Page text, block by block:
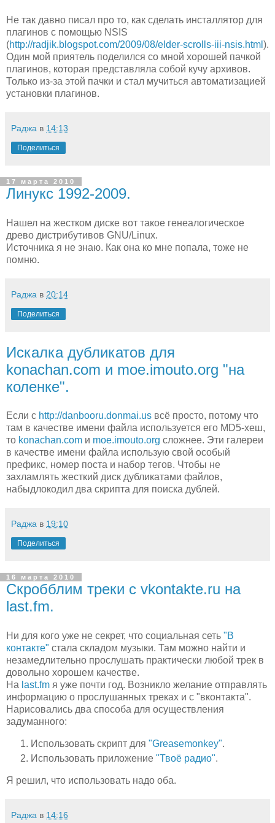
Не так давно писал про то, как сделать инсталлятор для
плагинов с помощью NSIS
(http://radjik.blogspot.com/2009/08/elder-scrolls-iii-nsis.html ).
Один мой приятель поделился со мной хорошей пачкой
плагинов, которая представляла собой кучу архивов.
Только из-за этой пачки и стал мучиться автоматизацией
установки плагинов.
Раджа в 14:13
Поделиться
17 марта 2010
Линукс 1992-2009.
Нашел на жестком диске вот такое генеалогическое
древо дистрибутивов GNU/Linux.
Источника я не знаю. Как она ко мне попала, тоже не
помню.
Раджа в 20:14
Поделиться
Искалка дубликатов для
konachan.com и moe.imouto.org "на
коленке".
Если с http://danbooru.donmai.us всё просто, потому что
там в качестве имени файла используется его MD5-хеш,
то konachan.com и moe.imouto.org сложнее. Эти галереи
в качестве имени файла использую свой особый
префикс, номер поста и набор тегов. Чтобы не
захламлять жесткий диск дубликатами файлов,
набыдлокодил два скрипта для поиска дублей.
Раджа в 19:10
Поделиться
16 марта 2010
Скробблим треки с vkontakte.ru на
last.fm.
Ни для кого уже не секрет, что социальная сеть "В
контакте" стала складом музыки. Там можно найти и
незамедлительно прослушать практически любой трек в
довольно хорошем качестве.
На last.fm я уже почти год. Возникло желание отправлять
информацию о прослушанных треках и с "вконтакта".
Нарисовались два способа для осуществления
задуманного:
Использовать скрипт для "Greasemonkey".
Использовать приложение "Твоё радио".
Я решил, что использовать надо оба.
Раджа в 14:16